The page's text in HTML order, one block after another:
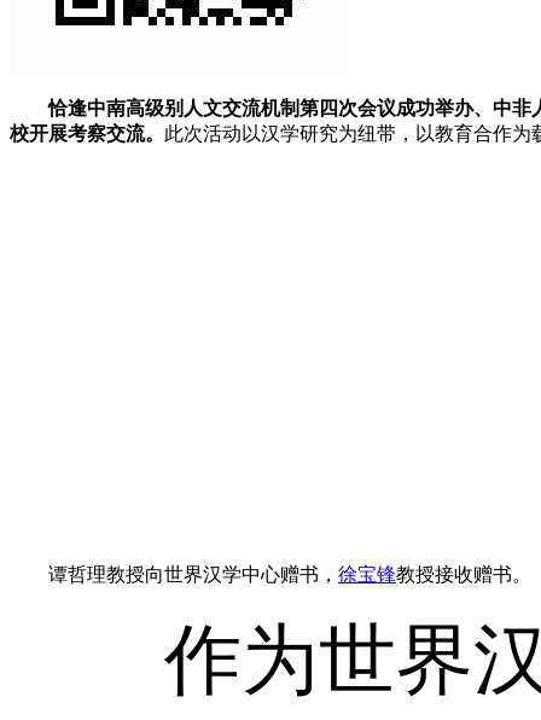
恰逢中南高级别人文交流机制第四次会议成功举办、中
校开展考察交流。 此次活动以汉学研究为纽带，以教育合作
谭哲理教授向世界汉学中心赠书， 徐宝锋教授接收赠书。
作为世界汉